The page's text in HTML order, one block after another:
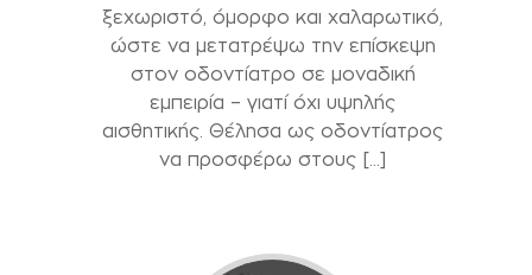
ξεχωριστό, όμορφο και χαλαρωτικό,
ώστε να μετατρέψω την επίσκεψη
στον οδοντίατρο σε μοναδική
εμπειρία – γιατί όχι υψηλής
αισθητικής. Θέλησα ως οδοντίατρος
να προσφέρω στους […]